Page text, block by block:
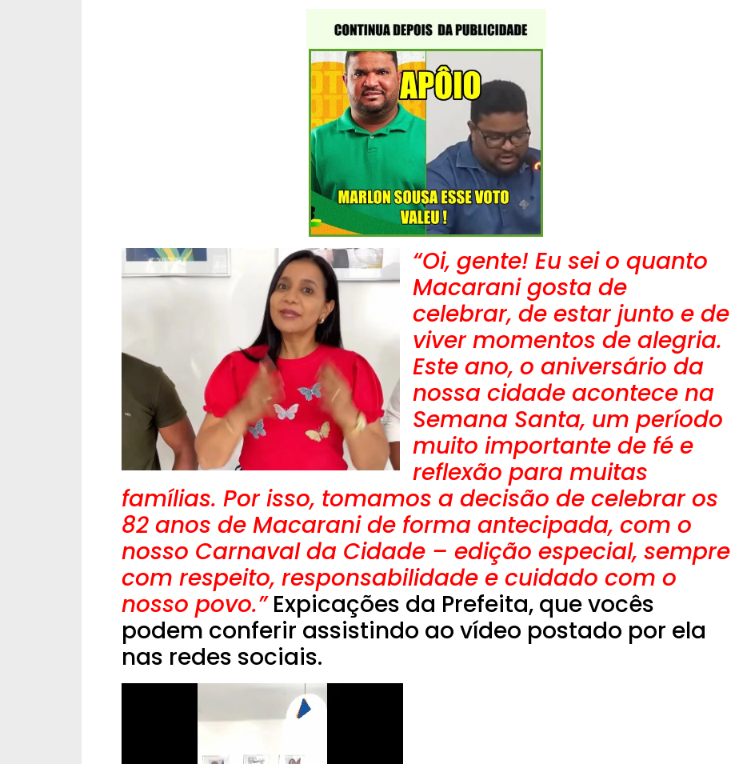
“Oi, gente! Eu sei o quanto
Macarani gosta de
celebrar, de estar junto e de
viver momentos de alegria.
Este ano, o aniversário da
nossa cidade acontece na
Semana Santa, um período
muito importante de fé e
reflexão para muitas
famílias. Por isso, tomamos a decisão de celebrar os
82 anos de Macarani de forma antecipada, com o
nosso Carnaval da Cidade – edição especial, sempre
com respeito, responsabilidade e cuidado com o
nosso povo.”Expicações da Prefeita, que vocês
podem conferir assistindo ao vídeo postado por ela
nas redes sociais.